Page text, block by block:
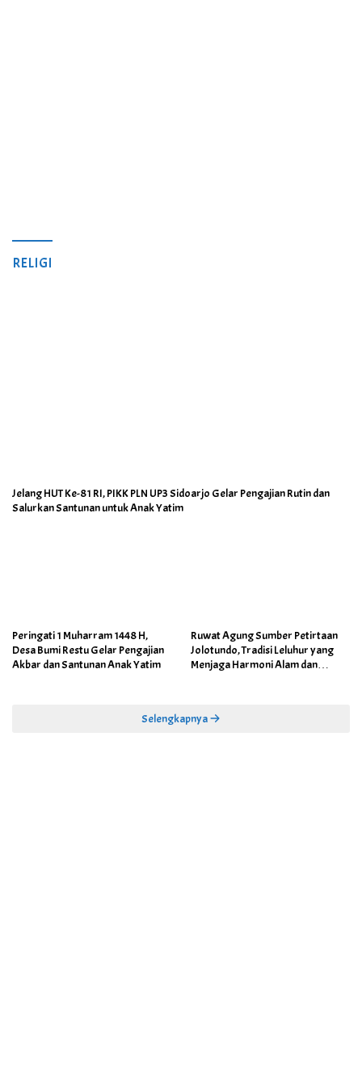
RELIGI
Jelang HUT Ke-81 RI, PIKK PLN UP3 Sidoarjo Gelar Pengajian Rutin dan
Salurkan Santunan untuk Anak Yatim
Peringati 1 Muharram 1448 H,
Desa Bumi Restu Gelar Pengajian
Akbar dan Santunan Anak Yatim
Ruwat Agung Sumber Petirtaan
Jolotundo, Tradisi Leluhur yang
Menjaga Harmoni Alam dan
Selengkapnya